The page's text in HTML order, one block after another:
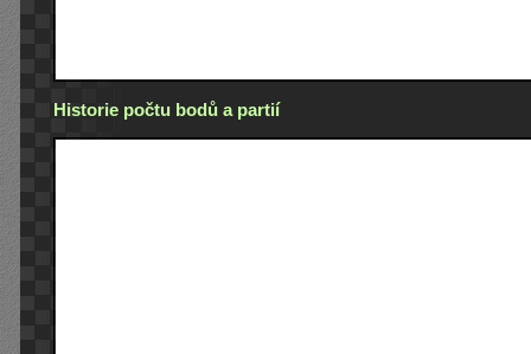
Historie počtu bodů a partií